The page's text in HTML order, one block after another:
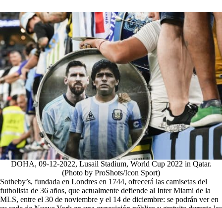
DOHA, 09-12-2022, Lusail Stadium, World Cup 2022 in Qatar.
(Photo by ProShots/Icon Sport)
Sotheby’s, fundada en Londres en 1744, ofrecerá las camisetas del
futbolista de 36 años, que actualmente defiende al Inter Miami de la
MLS, entre el 30 de noviembre y el 14 de diciembre: se podrán ver en